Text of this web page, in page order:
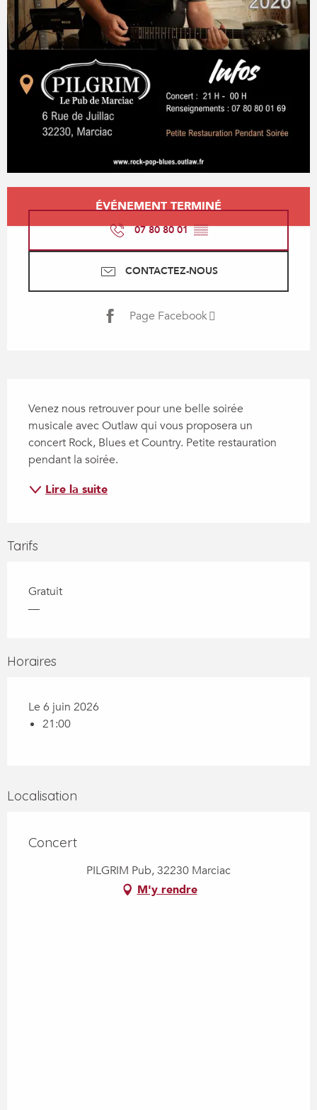
Ouverture et coordonnées
ÉVÉNEMENT TERMINÉ
07 80 80 01▒▒
CONTACTEZ-NOUS
Page Facebook
Venez nous retrouver pour une belle soirée
musicale avec Outlaw qui vous proposera un
concert Rock, Blues et Country. Petite restauration
pendant la soirée.
Lire la suite
Tarifs
Gratuit
—
Horaires
Le 6 juin 2026
21:00
Localisation
Concert
PILGRIM Pub, 32230 Marciac
M'y rendre